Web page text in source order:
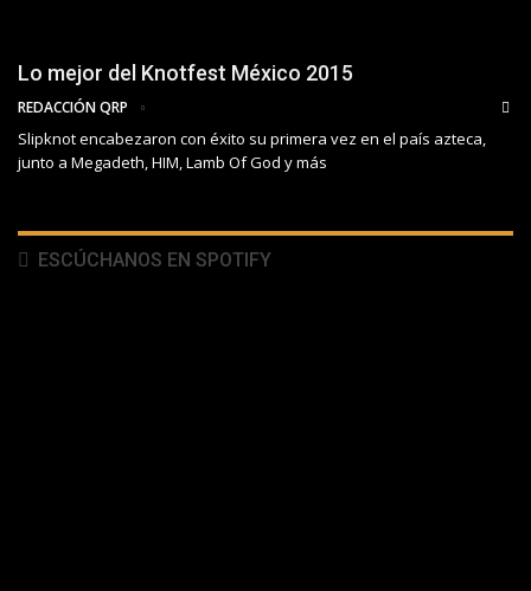
Lo mejor del Knotfest México 2015
REDACCIÓN QRP
Slipknot encabezaron con éxito su primera vez en el país azteca,
junto a Megadeth, HIM, Lamb Of God y más
ESCÚCHANOS EN SPOTIFY